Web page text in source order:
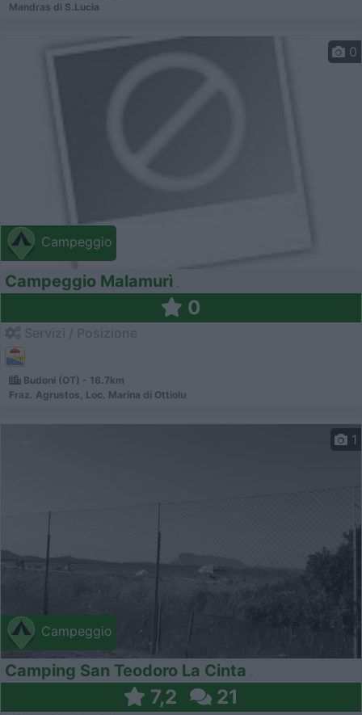
Mandras di S.Lucia
Campeggio
0
Campeggio Malamurì
0
Budoni (OT) - 16.7km
Fraz. Agrustos, Loc. Marina di Ottiolu
Campeggio
1
Camping San Teodoro La Cinta
7,2 21